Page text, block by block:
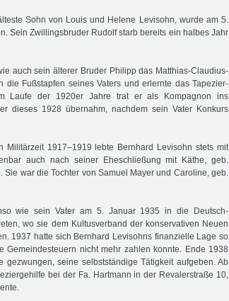
Sohn von Louis und Helene Levisohn, wurde am 5.
Sein Zwillingsbruder Rudolf starb bereits ein halbes Jahr
auch sein älterer Bruder Philipp das Matthias-Claudius-
die Fußstapfen seines Vaters und erlernte das Tapezier-
Laufe der 1920er Jahre trat er als Kompagnon ins
dieses 1928 übernahm, nachdem sein Vater Konkurs
Militärzeit 1917–1919 lebte Bernhard Levisohn stets mit
auch nach seiner Eheschließung mit Käthe, geb.
Sie war die Tochter von Samuel Mayer und Caroline, geb.
wie sein Vater am 5. Januar 1935 in die Deutsch-
wo sie dem Kultusverband der konservativen Neuen
1937 hatte sich Bernhard Levisohns finanzielle Lage so
Gemeindesteuern nicht mehr zahlen konnte. Ende 1938
gezwungen, seine selbstständige Tätigkeit aufgeben. Ab
bei der Fa. Hartmann in der Revalerstraße 10,